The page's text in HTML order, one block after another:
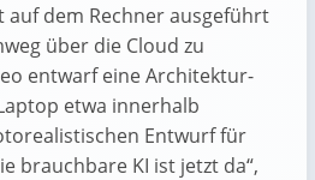
auf dem Rechner ausgeführt
über die Cloud zu
entwarf eine Architektur-
etwa innerhalb
Entwurf für
brauchbare KI ist jetzt da“,